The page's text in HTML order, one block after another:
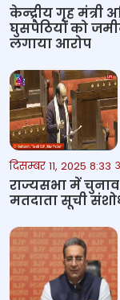
केन्‍द्रीय गृह मंत्री
घुसपैठियों को
लगाया आरोप
दिसम्बर 11, 2025 8:33
राज्यसभा में चुनाव
मतदाता सूची